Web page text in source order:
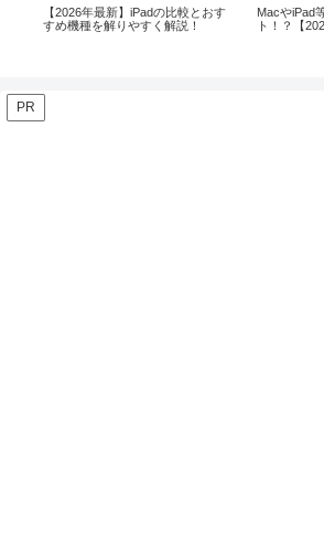
MacやiPad等の購入はいつがベス
ト！？【2026年8月】
メモリ
より
PR